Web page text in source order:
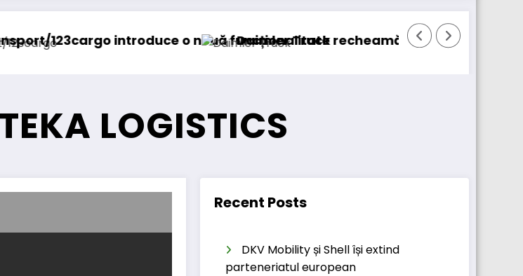
introduce o nouă funcționalitateDaimler Truck recheamă în service peste 131.000 de
DKV
LOGISTICS
Recent Posts
DKV Mobility și Shell își extind
parteneriatul european